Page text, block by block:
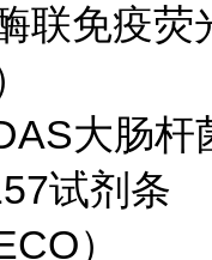
酶联免疫荧
大肠杆
试剂条
）